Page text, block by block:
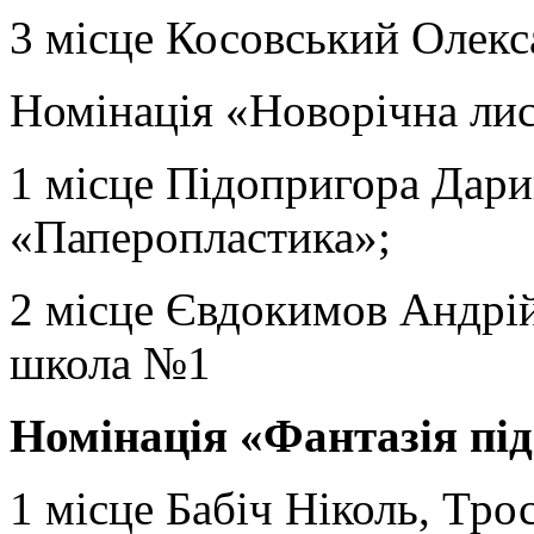
3 місце Косовський
Номінація «Новорічна
1 місце Підопригора
«Паперопластика»;
2 місце Євдокимов
школа №1
Номінація «Фантазія
1 місце Бабіч Ніколь,